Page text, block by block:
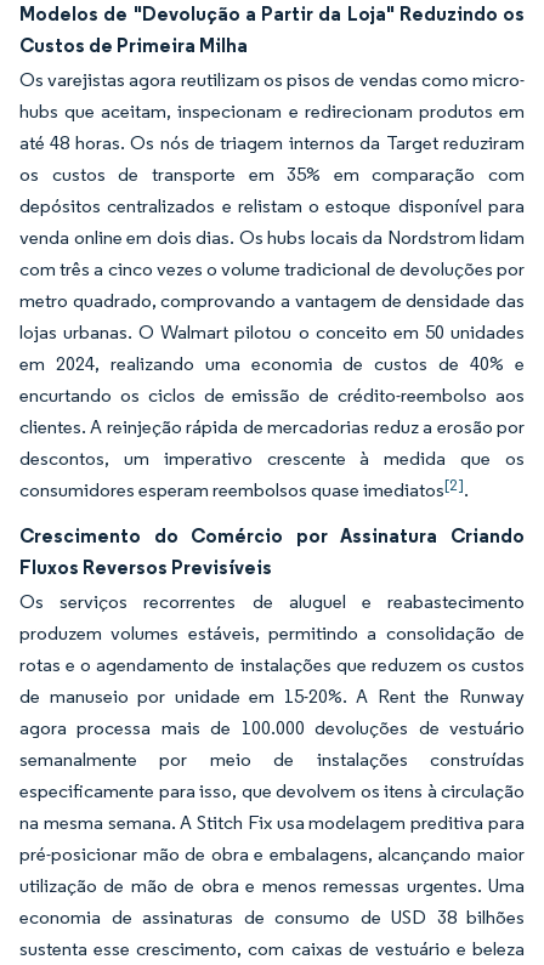
Modelos de "Devolução a Partir da Loja" Reduzindo os
Custos de Primeira Milha
Os varejistas agora reutilizam os pisos de vendas como micro-
hubs que aceitam, inspecionam e redirecionam produtos em
até 48 horas. Os nós de triagem internos da Target reduziram
os custos de transporte em 35% em comparação com
depósitos centralizados e relistam o estoque disponível para
venda online em dois dias. Os hubs locais da Nordstrom lidam
com três a cinco vezes o volume tradicional de devoluções por
metro quadrado, comprovando a vantagem de densidade das
lojas urbanas. O Walmart pilotou o conceito em 50 unidades
em 2024, realizando uma economia de custos de 40% e
encurtando os ciclos de emissão de crédito-reembolso aos
clientes. A reinjeção rápida de mercadorias reduz a erosão por
descontos, um imperativo crescente à medida que os
consumidores esperam reembolsos quase imediatos[2].
Crescimento do Comércio por Assinatura Criando
Fluxos Reversos Previsíveis
Os serviços recorrentes de aluguel e reabastecimento
produzem volumes estáveis, permitindo a consolidação de
rotas e o agendamento de instalações que reduzem os custos
de manuseio por unidade em 15-20%. A Rent the Runway
agora processa mais de 100.000 devoluções de vestuário
semanalmente por meio de instalações construídas
especificamente para isso, que devolvem os itens à circulação
na mesma semana. A Stitch Fix usa modelagem preditiva para
pré-posicionar mão de obra e embalagens, alcançando maior
utilização de mão de obra e menos remessas urgentes. Uma
economia de assinaturas de consumo de USD 38 bilhões
sustenta esse crescimento, com caixas de vestuário e beleza